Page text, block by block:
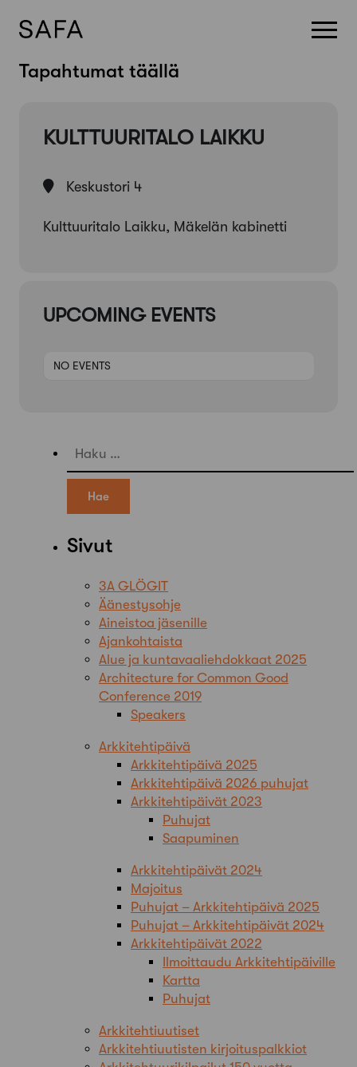
SkipTapahtumat täällä
KULTTUURITALO LAIKKU
Keskustori 4
Kulttuuritalo Laikku, Mäkelän kabinetti
UPCOMING EVENTS
NO EVENTS
Haku:
Sivut
3A GLÖGIT
Äänestysohje
Aineistoa jäsenille
Ajankohtaista
Alue ja kuntavaaliehdokkaat 2025
Architecture for Common Good
Conference 2019
Speakers
Arkkitehtipäivä
Arkkitehtipäivä 2025
Arkkitehtipäivä 2026 puhujat
Arkkitehtipäivät 2023
Puhujat
Saapuminen
Arkkitehtipäivät 2024
Majoitus
Puhujat – Arkkitehtipäivä 2025
Puhujat – Arkkitehtipäivät 2024
Arkkitehtipäivät 2022
Ilmoittaudu Arkkitehtipäiville
Kartta
Puhujat
Arkkitehtiuutiset
Arkkitehtiuutisten kirjoituspalkkiot